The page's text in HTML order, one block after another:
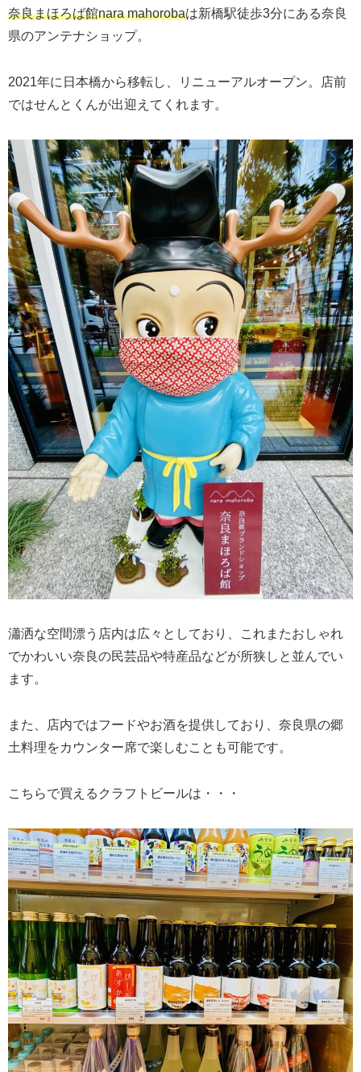
奈良まほろば館nara mahorobaは新橋駅徒歩3分にある奈良
県のアンテナショップ。
2021年に日本橋から移転し、リニューアルオープン。店前
ではせんとくんが出迎えてくれます。
瀟洒な空間漂う店内は広々としており、これまたおしゃれ
でかわいい奈良の民芸品や特産品などが所狭しと並んでい
ます。
また、店内ではフードやお酒を提供しており、奈良県の郷
土料理をカウンター席で楽しむことも可能です。
こちらで買えるクラフトビールは・・・